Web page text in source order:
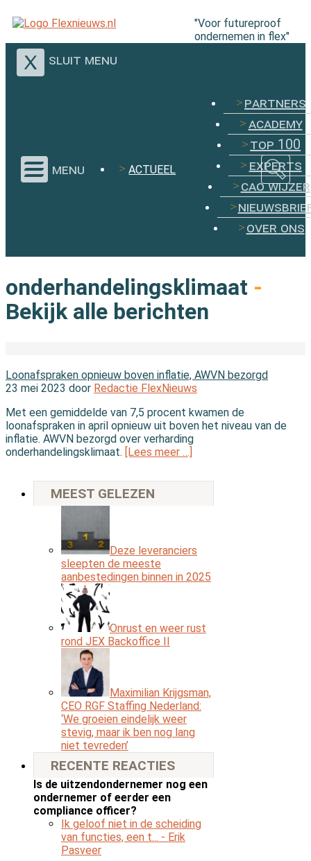
"Voor futureproof
ondernemen in flex"
sluit menu
menu ACTUEEL
partners
academy
top 100
experts
cao wijzer
over ons
onderhandelingsklimaat -
Bekijk alle berichten
Loonafspraken opnieuw boven inflatie, AWVN bezorgd
23 mei 2023 door Redactie FlexNieuws
Met een gemiddelde van 7,5 procent kwamen de
loonafspraken in april opnieuw uit boven het niveau van de
inflatie. AWVN bezorgd over verharding
onderhandelingsklimaat. [Lees meer …]
MEEST GELEZEN
Deze leveranciers
sleepten de meeste
aanbestedingen binnen in 2025
Onrust en weer rust
rond JEX Backoffice II
Maximilian Krijgsman,
CEO RGF Staffing Nederland:
‘We groeien eindelijk weer
stevig, maar ik ben nog lang
niet tevreden’
RECENTE REACTIES
Is de uitzendondernemer nog een
ondernemer of eerder een
compliance officer?
Ik geloof niet in de scheiding
van functies, een t... - Erik
Pasveer